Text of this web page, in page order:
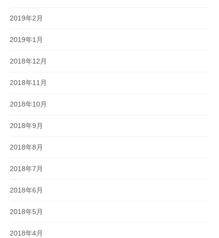
2019年2月
2019年1月
2018年12月
2018年11月
2018年10月
2018年9月
2018年8月
2018年7月
2018年6月
2018年5月
2018年4月